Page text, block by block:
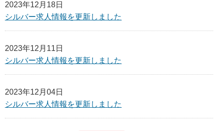
互助会規程集
センターの住所等
サイトマップ
2023年12月18日
シルバー求人情報を更新しました
2023年12月11日
シルバー求人情報を更新しました
2023年12月04日
シルバー求人情報を更新しました